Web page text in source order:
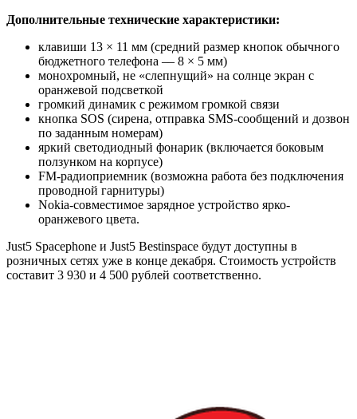
Дополнительные технические характеристики:
клавиши 13 × 11 мм (средний размер кнопок обычного
бюджетного телефона –– 8 × 5 мм)
монохромный, не «слепнущий» на солнце экран с
оранжевой подсветкой
громкий динамик с режимом громкой связи
кнопка SOS (сирена, отправка SMS-сообщений и дозвон
по заданным номерам)
яркий светодиодный фонарик (включается боковым
ползунком на корпусе)
FM-радиоприемник (возможна работа без подключения
проводной гарнитуры)
Nokia-совместимое зарядное устройство ярко-
оранжевого цвета.
Just5 Spacephone и Just5 Bestinspace будут доступны в
розничных сетях уже в конце декабря. Стоимость устройств
составит 3 930 и 4 500 рублей соответственно.